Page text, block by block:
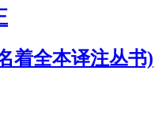
着全本译注丛书)